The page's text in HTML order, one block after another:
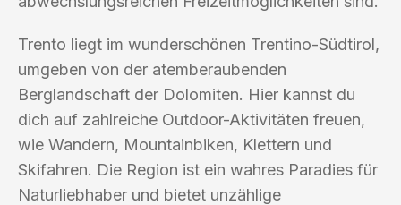
Trento liegt im wunderschönen Trentino-Südtirol,
umgeben von der atemberaubenden
Berglandschaft der Dolomiten. Hier kannst du
dich auf zahlreiche Outdoor-Aktivitäten freuen,
wie Wandern, Mountainbiken, Klettern und
Skifahren. Die Region ist ein wahres Paradies für
Naturliebhaber und bietet unzählige